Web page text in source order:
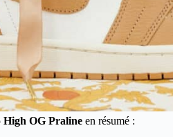
OG Praline en résumé :